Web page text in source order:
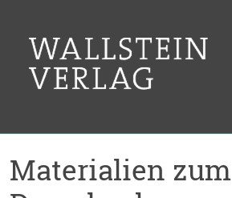
Materialien zum